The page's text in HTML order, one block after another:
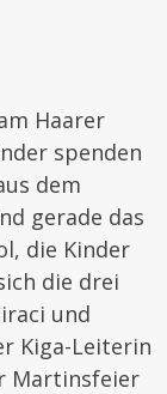
Haarer
spenden
dem
gerade das
die Kinder
die drei
und
Kiga-Leiterin
Martinsfeier